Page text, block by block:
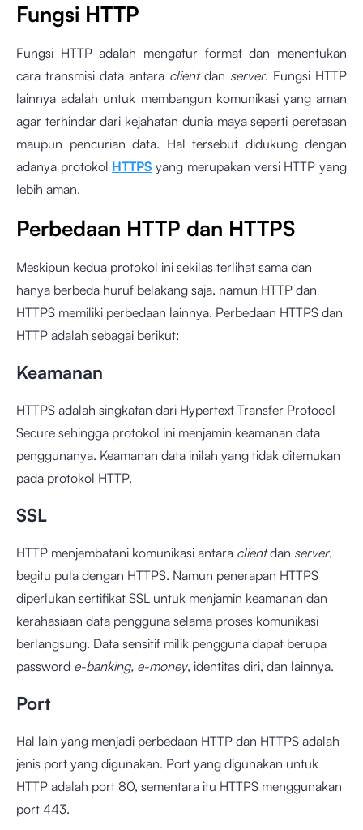
Fungsi HTTP
Fungsi HTTP adalah mengatur format dan menentukan
cara transmisi data antara client dan server. Fungsi HTTP
lainnya adalah untuk membangun komunikasi yang aman
agar terhindar dari kejahatan dunia maya seperti peretasan
maupun pencurian data. Hal tersebut didukung dengan
adanya protokol HTTPS yang merupakan versi HTTP yang
lebih aman.
Perbedaan HTTP dan HTTPS
Meskipun kedua protokol ini sekilas terlihat sama dan
hanya berbeda huruf belakang saja, namun HTTP dan
HTTPS memiliki perbedaan lainnya. Perbedaan HTTPS dan
HTTP adalah sebagai berikut:
Keamanan
HTTPS adalah singkatan dari Hypertext Transfer Protocol
Secure sehingga protokol ini menjamin keamanan data
penggunanya. Keamanan data inilah yang tidak ditemukan
pada protokol HTTP.
SSL
HTTP menjembatani komunikasi antara clientdan server,
begitu pula dengan HTTPS. Namun penerapan HTTPS
diperlukan sertifikat SSL untuk menjamin keamanan dan
kerahasiaan data pengguna selama proses komunikasi
berlangsung. Data sensitif milik pengguna dapat berupa
password e-banking, e-money, identitas diri, dan lainnya.
Port
Hal lain yang menjadi perbedaan HTTP dan HTTPS adalah
jenis port yang digunakan. Port yang digunakan untuk
HTTP adalah port 80, sementara itu HTTPS menggunakan
port 443.